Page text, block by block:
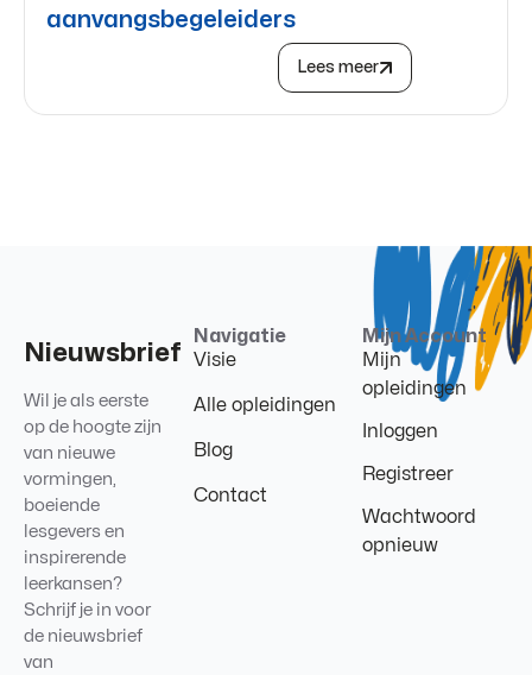
aanvangsbegeleiders
Lees meer
Nieuwsbrief
Wil je als eerste
op de hoogte zijn
van nieuwe
vormingen,
boeiende
lesgevers en
inspirerende
leerkansen?
Schrijf je in voor
de nieuwsbrief
van
Navigatie
Visie
Alle opleidingen
Blog
Contact
Mijn Account
Mijn
opleidingen
Inloggen
Registreer
Wachtwoord
opnieuw